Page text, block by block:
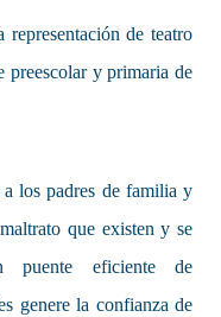
de teatro
preescolar y primaria de
a los padres de familia y
que existen y se
puente eficiente de
genere la confianza de